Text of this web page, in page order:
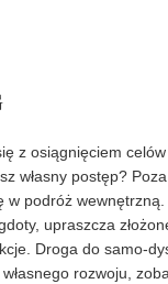
z osiągnięciem
własny postęp?
podróż wewnętrzną.
upraszcza
Droga do samo-
rozwoju,